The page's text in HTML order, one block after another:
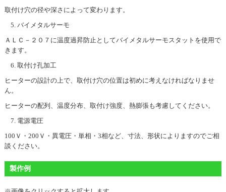
取付け穴の径や深さによって変わります。
バイメタルサーモ
ＡＬＣ－２０７に温度過昇防止としてバイメタルサーモスタットを使用で
きます。
取付け孔加工
ヒーターの設計の上で、取付け穴の位置は初めに考えなければなりませ
ん。
ヒーターの配列、温度分布、取付け強度、熱膨張も考慮してください。
電源電圧
100Ｖ・200Ｖ・異電圧・単相・3相など、寸法、形状によりますのでご相
談ください。
製作例